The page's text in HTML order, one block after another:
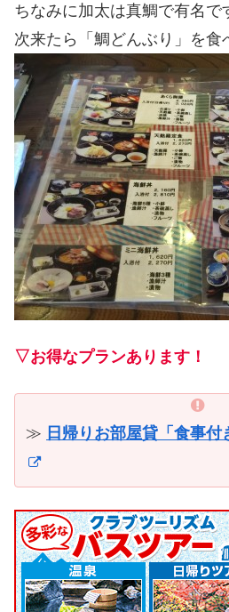
ちなみに加太は真鯛で有名で
次来たら「鯛どんぶり」を食
▽お得なプランあります！
≫ 日帰りお部屋貸「食事